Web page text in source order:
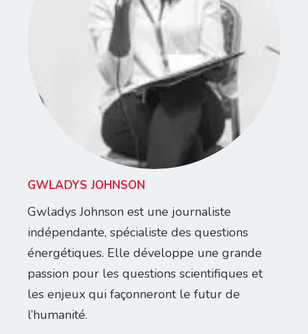
GWLADYS JOHNSON
Gwladys Johnson est une journaliste
indépendante, spécialiste des questions
énergétiques. Elle développe une grande
passion pour les questions scientifiques et
les enjeux qui façonneront le futur de
l’humanité.